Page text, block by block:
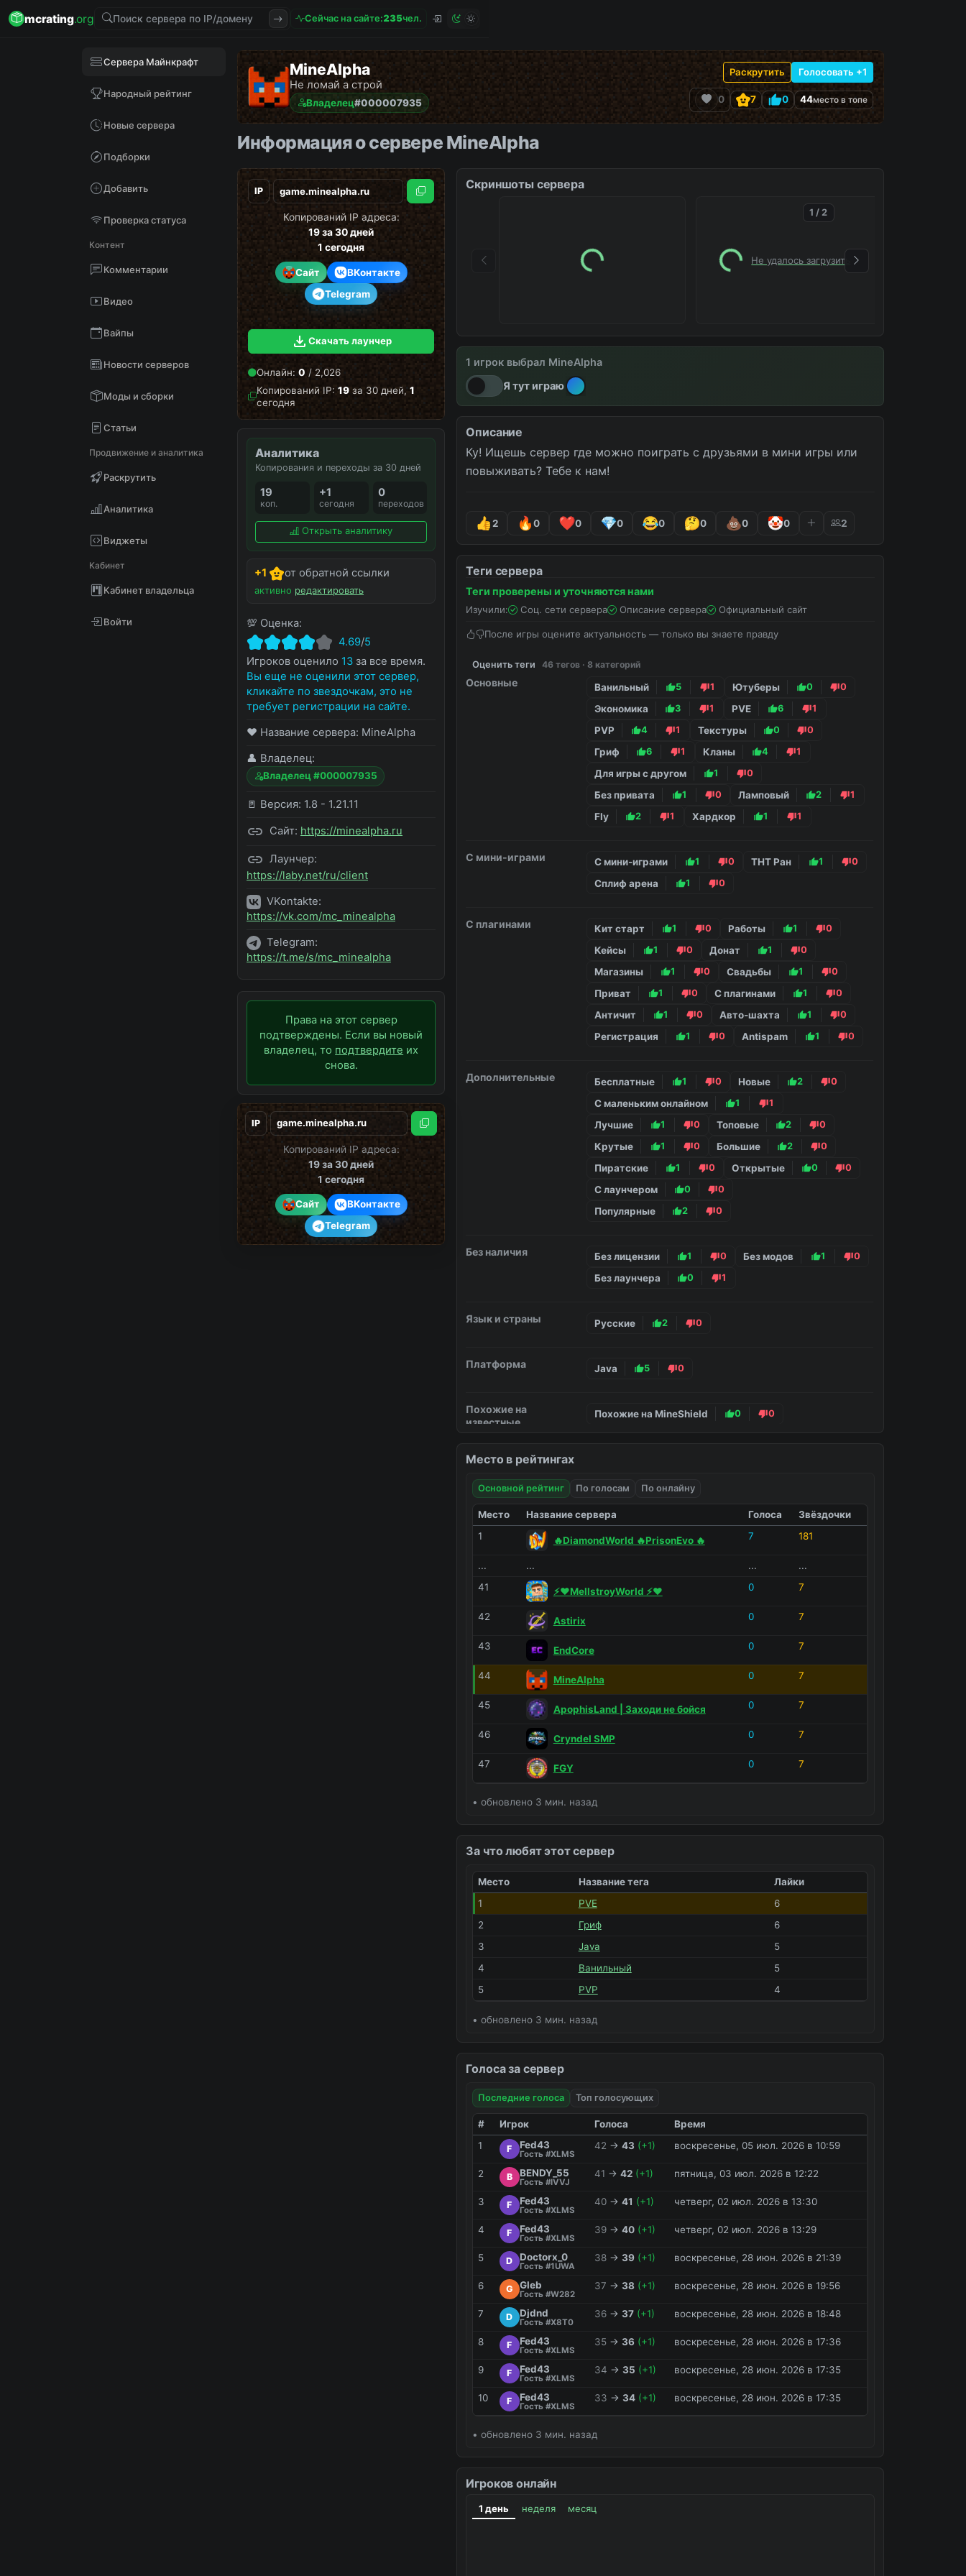
mcrating.org Сейчас на сайте:235чел.
Сервера Майнкрафт
Народный рейтинг
Новые сервера
Подборки
Добавить
Проверка статуса
Контент
Комментарии
Видео
Вайпы
Новости серверов
Моды и сборки
Статьи
Продвижение и аналитика
Раскрутить
Аналитика
Виджеты
Кабинет
Кабинет владельца
Войти
MineAlpha
Не ломай а строй
Владелец#000007935
Раскрутить Голосовать +1
0 7 0 44место в топе
Информация о сервере MineAlpha
IP
Скопировать
Копирований IP адреса:
19за 30 дней
1 сегодня
Сайт
ВКонтакте
Telegram
Скачать лаунчер
Онлайн: 0 / 2,026
Копирований IP: 19 за 30 дней, 1
сегодня
Аналитика
Копирования и переходы за 30 дней
19
коп.
+1
сегодня
0
переходов
Открыть аналитику
+1 от обратной ссылки
активно редактировать
💯 Оценка:
4.69/5
Игроков оценило 13 за все время.
Вы еще не оценили этот сервер,
кликайте по звездочкам, это не
требует регистрации на сайте.
❤️ Название сервера: MineAlpha
👤 Владелец:
Владелец #000007935
🚪 Версия: 1.8 - 1.21.11
Сайт: https://minealpha.ru
Лаунчер:
https://laby.net/ru/client
VKontakte:
https://vk.com/mc_minealpha
Telegram:
https://t.me/s/mc_minealpha
Права на этот сервер
подтверждены. Если вы новый
владелец, то подтвердите их
снова.
IP
Скопировать
Копирований IP адреса:
19за 30 дней
1 сегодня
Сайт
ВКонтакте
Telegram
Скриншоты сервера
1 / 2
1 игрок выбрал MineAlpha
Я тут играю
вайпы новости снова онлайн
Описание
Ку! Ищешь сервер где можно поиграть с друзьями в мини игры или
повыживать? Тебе к нам!
2 0 0 0 0 0 0 0 2
Теги сервера
Теги проверены и уточняются нами
Изучили: Соц. сети сервера Описание сервера Официальный сайт
После игры оцените актуальность — только вы знаете правду
Оценить теги 46 тегов · 8 категорий
Основные Ванильный 5 1 Ютуберы 0 0
Экономика 3 1 PVE 6 1
PVP 4 1 Текстуры 0 0
Гриф 6 1 Кланы 4 1
Для игры с другом 1 0
Без привата 1 0 Ламповый 2 1
Fly 2 1 Хардкор 1 1
С мини-играми С мини-играми 1 0 ТНТ Ран 1 0
Сплиф арена 1 0
С плагинами Кит старт 1 0 Работы 1 0
Кейсы 1 0 Донат 1 0
Магазины 1 0 Свадьбы 1 0
Приват 1 0 С плагинами 1 0
Античит 1 0 Авто-шахта 1 0
Регистрация 1 0 Antispam 1 0
Дополнительные Бесплатные 1 0 Новые 2 0
С маленьким онлайном 1 1
Лучшие 1 0 Топовые 2 0
Крутые 1 0 Большие 2 0
Пиратские 1 0 Открытые 0 0
С лаунчером 0 0
Популярные 2 0
Без наличия Без лицензии 1 0 Без модов 1 0
Без лаунчера 0 1
Язык и страны Русские 2 0
Платформа Java 5 0
Похожие на
известные
Похожие на MineShield 0 0
Место в рейтингах
Основной рейтинг По голосам По онлайну
Место Название сервера Голоса
Звёздочки
1
🔥DiamondWorld 🔥PrisonEvo 🔥 7 181
... ... ...
...
41
⚡️❤️MellstroyWorld ⚡️❤️ 0 7
42 Astirix 0 7
43 EndCore 0 7
44 MineAlpha 0 7
45 ApophisLand | Заходи не бойся 0 7
46 Cryndel SMP 0 7
47 FGY 0 7
• обновлено 3 мин. назад
За что любят этот сервер
Место Название тега
Лайки
1
PVE
6
2
Гриф
6
3
Java
5
4
Ванильный
5
5
PVP 4
• обновлено 3 мин. назад
Голоса за сервер
Последние голоса Топ голосующих
# Игрок Голоса
Время
1
F Fed43
Гость #XLMS
42 → 43 (+1) воскресенье, 05 июл. 2026 в 10:59
2 B BENDY_55
Гость #IVVJ
41 → 42 (+1) пятница, 03 июл. 2026 в 12:22
3 F Fed43
Гость #XLMS
40→ 41 (+1) четверг, 02 июл. 2026 в 13:30
4 F Fed43
Гость #XLMS
39→ 40 (+1) четверг, 02 июл. 2026 в 13:29
5 D Doctorx_0
Гость #1UWA
38→ 39 (+1) воскресенье, 28 июн. 2026 в 21:39
6 G Gleb
Гость #W282
37 → 38 (+1) воскресенье, 28 июн. 2026 в 19:56
7 D Djdnd
Гость #X8T0
36→ 37 (+1) воскресенье, 28 июн. 2026 в 18:48
8 F Fed43
Гость #XLMS
35→ 36 (+1) воскресенье, 28 июн. 2026 в 17:36
9 F Fed43
Гость #XLMS
34 → 35 (+1) воскресенье, 28 июн. 2026 в 17:35
10 F Fed43
Гость #XLMS
33 → 34 (+1) воскресенье, 28 июн. 2026 в 17:35
• обновлено 3 мин. назад
Игроков онлайн
1 день неделя месяц